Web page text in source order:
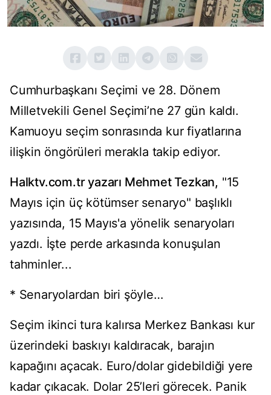
Cumhurbaşkanı Seçimi ve 28. Dönem
Milletvekili Genel Seçimi’ne 27 gün kaldı.
Kamuoyu seçim sonrasında kur fiyatlarına
ilişkin öngörüleri merakla takip ediyor.
Halktv.com.tr yazarı Mehmet Tezkan, "15
Mayıs için üç kötümser senaryo" başlıklı
yazısında, 15 Mayıs'a yönelik senaryoları
yazdı. İşte perde arkasında konuşulan
tahminler...
* Senaryolardan biri şöyle…
Seçim ikinci tura kalırsa Merkez Bankası kur
üzerindeki baskıyı kaldıracak, barajın
kapağını açacak. Euro/dolar gidebildiği yere
kadar çıkacak. Dolar 25’leri görecek. Panik